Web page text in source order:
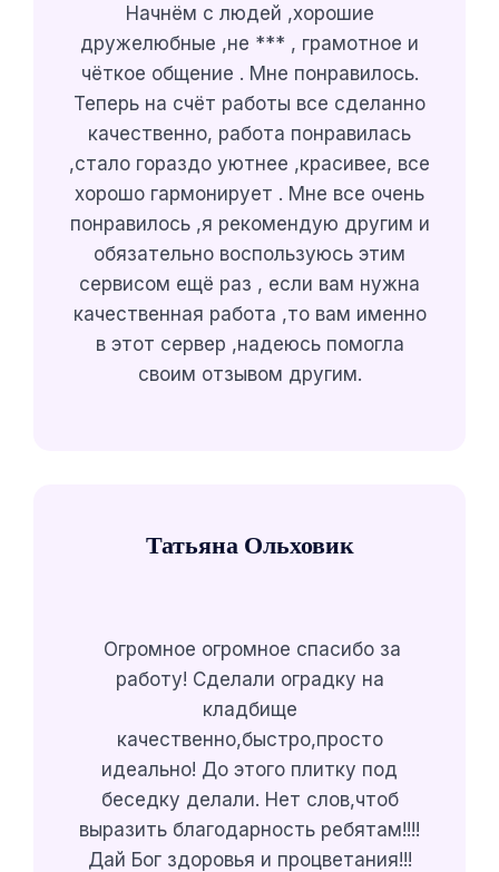
Начнём с людей ,хорошие
дружелюбные ,не *** , грамотное и
чёткое общение . Мне понравилось.
Теперь на счёт работы все сделанно
качественно, работа понравилась
,стало гораздо уютнее ,красивее, все
хорошо гармонирует . Мне все очень
понравилось ,я рекомендую другим и
обязательно воспользуюсь этим
сервисом ещё раз , если вам нужна
качественная работа ,то вам именно
в этот сервер ,надеюсь помогла
своим отзывом другим.
Татьяна Ольховик
Огромное огромное спасибо за
работу! Сделали оградку на
кладбище
качественно,быстро,просто
идеально! До этого плитку под
беседку делали. Нет слов,чтоб
выразить благодарность ребятам!!!!
Дай Богздоровья и процветания!!!